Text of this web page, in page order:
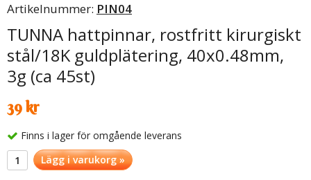
Artikelnummer: PIN04
TUNNA hattpinnar, rostfritt kirurgiskt
stål/18K guldplätering, 40x0.48mm,
3g (ca 45st)
39 kr
Finns i lager för omgående leverans
Lägg i varukorg »